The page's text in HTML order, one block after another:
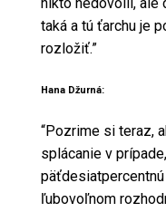
taká a tú ťarchu je
rozložiť.”
Hana Džurná:
“Pozrime si teraz,
splácanie v
ľubovoľnom